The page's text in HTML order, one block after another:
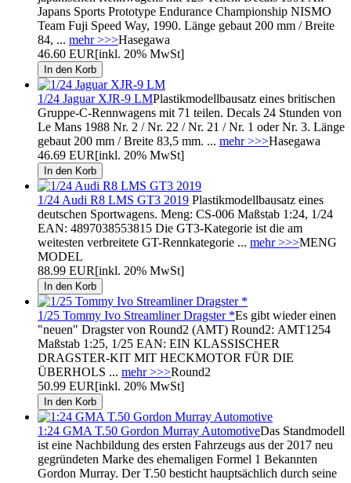
Japans Sports Prototype Endurance Championship NISMO
Team Fuji Speed Way, 1990. Länge gebaut 200 mm / Breite
84, ... mehr >>>Hasegawa
46.60 EUR[inkl. 20% MwSt]
1/24 Jaguar XJR-9 LMPlastikmodellbausatz eines britischen
Gruppe-C-Rennwagens mit 71 teilen. Decals 24 Stunden von
Le Mans 1988 Nr. 2 / Nr. 22 / Nr. 21 / Nr. 1 oder Nr. 3. Länge
gebaut 200 mm / Breite 83,5 mm. ... mehr >>>Hasegawa
46.69 EUR[inkl. 20% MwSt]
1/24 Audi R8 LMS GT3 2019 Plastikmodellbausatz eines
deutschen Sportwagens. Meng: CS-006 Maßstab 1:24, 1/24
EAN: 4897038553815 Die GT3-Kategorie ist die am
weitesten verbreitete GT-Rennkategorie ... mehr >>>MENG
MODEL
88.99 EUR[inkl. 20% MwSt]
1/25 Tommy Ivo Streamliner Dragster *Es gibt wieder einen
"neuen" Dragster von Round2 (AMT) Round2: AMT1254
Maßstab 1:25, 1/25 EAN: EIN KLASSISCHER
DRAGSTER-KIT MIT HECKMOTOR FÜR DIE
ÜBERHOLS ... mehr >>>Round2
50.99 EUR[inkl. 20% MwSt]
1:24 GMA T.50 Gordon Murray AutomotiveDas Standmodell
ist eine Nachbildung des ersten Fahrzeugs aus der 2017 neu
gegründeten Marke des ehemaligen Formel 1 Bekannten
Gordon Murray. Der T.50 besticht hauptsächlich durch seine